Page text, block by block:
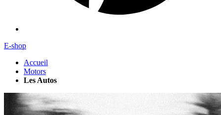
E-shop
Accueil
Motors
Les Autos